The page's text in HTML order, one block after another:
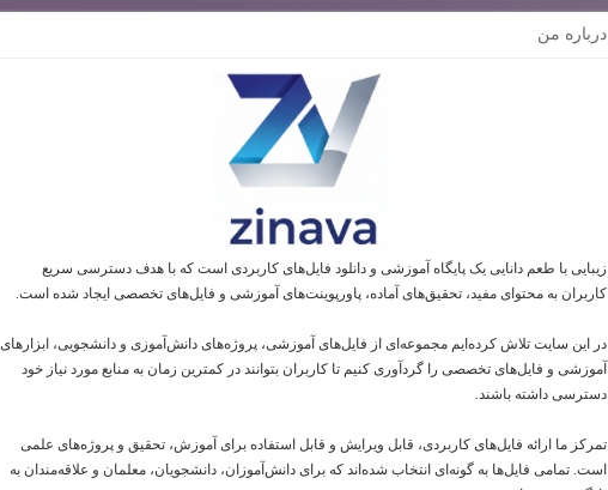
درباره من
زیبایی با طعم دانایی یک پایگاه آموزشی و دانلود فایل‌های کاربردی است که با هدف دسترسی سریع
کاربران به محتوای مفید، تحقیق‌های آماده، پاورپوینت‌های آموزشی و فایل‌های تخصصی ایجاد شده است.
در این سایت تلاش کرده‌ایم مجموعه‌ای از فایل‌های آموزشی، پروژه‌های دانش‌آموزی و دانشجویی، ابزارهای
آموزشی و فایل‌های تخصصی را گردآوری کنیم تا کاربران بتوانند در کمترین زمان به منابع مورد نیاز خود
دسترسی داشته باشند.
تمرکز ما ارائه فایل‌های کاربردی، قابل ویرایش و قابل استفاده برای آموزش، تحقیق و پروژه‌های علمی
است. تمامی فایل‌ها به گونه‌ای انتخاب شده‌اند که برای دانش‌آموزان، دانشجویان، معلمان و علاقه‌مندان به